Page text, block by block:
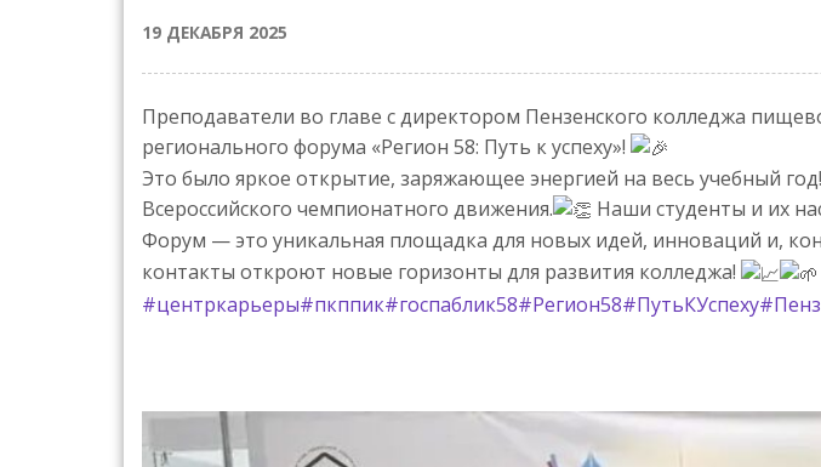
19 ДЕКАБРЯ 2025
Преподаватели во главе с директором Пензенского колледжа
регионального форума «Регион 58: Путь к успеху»!
Это было яркое открытие, заряжающее энергией на весь учебный
Всероссийского чемпионатного движения.
Наши студенты и их
Форум — это уникальная площадка для новых идей, инноваций и,
контакты откроют новые горизонты для развития колледжа!
#центркарьеры#пкппик#госпаблик58#Регион58#ПутьКУспеху